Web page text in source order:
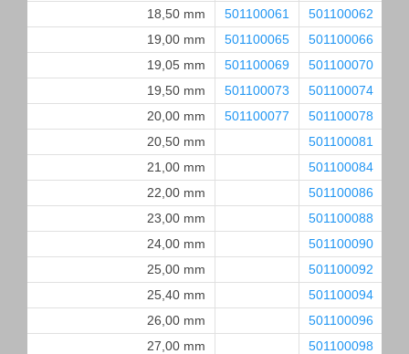
18,50 mm
501100061 501100062
19,00 mm
501100065 501100066
19,05 mm
501100069 501100070
19,50 mm
501100073 501100074
20,00 mm
501100077 501100078
20,50 mm
501100081
21,00 mm
501100084
22,00 mm
501100086
23,00 mm
501100088
24,00 mm
501100090
25,00 mm
501100092
25,40 mm
501100094
26,00 mm
501100096
27,00 mm
501100098